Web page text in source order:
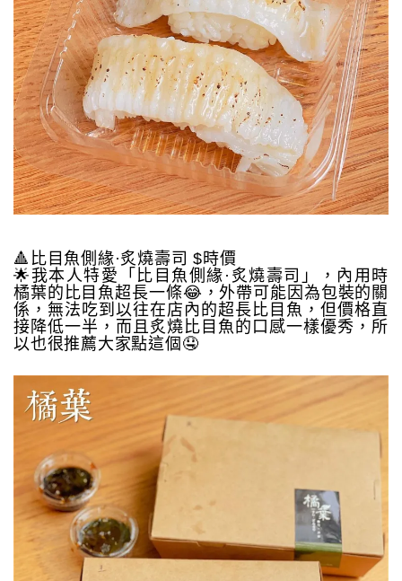
🔺比目魚側緣·炙燒壽司 $時價
🌟我本人特愛「比目魚側緣·炙燒壽司」，內用時
橘葉的比目魚超長一條😂，外帶可能因為包裝的關
係，無法吃到以往在店內的超長比目魚，但價格直
接降低一半，而且炙燒比目魚的口感一樣優秀，所
以也很推薦大家點這個🤤